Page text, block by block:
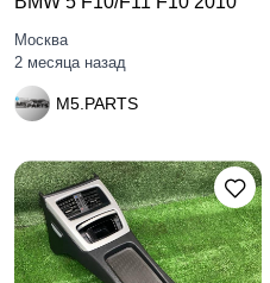
Москва
2 месяца назад
M5.PARTS